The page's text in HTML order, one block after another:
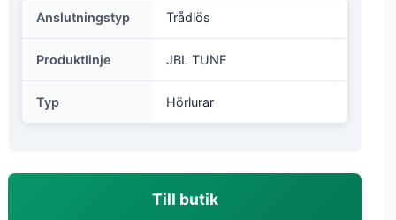
Anslutningstyp Trådlös
Produktlinje JBL TUNE
Typ Hörlurar
Till butik